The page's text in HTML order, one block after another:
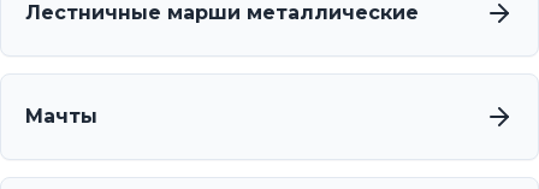
Лестничные марши металлические
Мачты